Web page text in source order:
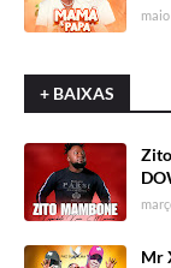
+ BAIXAS
Mr